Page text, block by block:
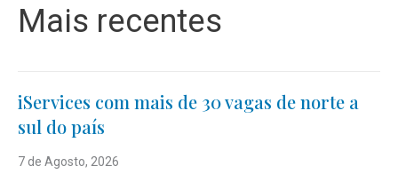
Mais recentes
iServices com mais de 30 vagas de norte a
sul do país
7 de Agosto, 2026